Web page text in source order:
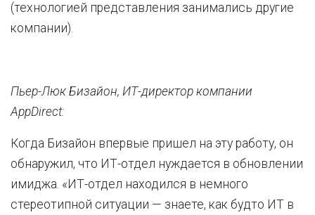
(технологией представления занимались другие
компании).
Пьер-Люк Бизайон, ИТ-директор компании
AppDirect:
Когда Бизайон впервые пришел на эту работу, он
обнаружил, что ИТ-отдел нуждается в обновлении
имиджа. «ИТ-отдел находился в немного
стереотипной ситуации — знаете, как будто ИТ в